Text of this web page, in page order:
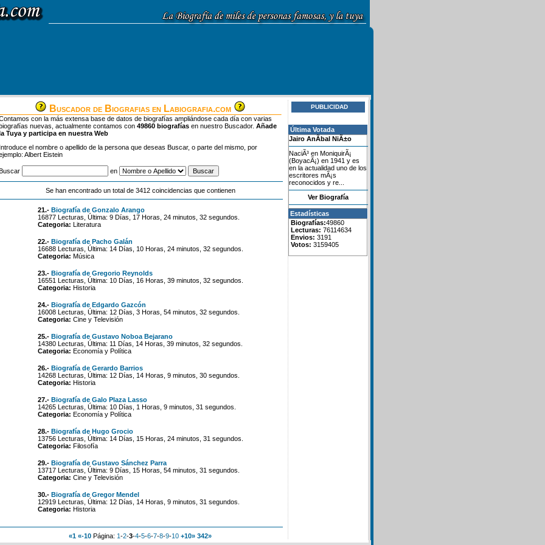
Buscador de Biografias en Labiografia.com
con la más extensa base de datos de biografías ampliándose cada día con varias
nuevas, actualmente contamos con 49860 biografías en nuestro Buscador. Añade
Tuya y participa en nuestra Web
Introduce el nombre o apellido de la persona que deseas Buscar, o parte del mismo, por
Albert Eistein
en
Se han encontrado un total de 3412 coincidencias que contienen
21.- Biografía de Gonzalo Arango
16877 Lecturas, Última: 9 Días, 17 Horas, 24 minutos, 32 segundos.
Categoria: Literatura
22.- Biografía de Pacho Galán
16688 Lecturas, Última: 14 Días, 10 Horas, 24 minutos, 32 segundos.
Categoria: Música
23.- Biografía de Gregorio Reynolds
16551 Lecturas, Última: 10 Días, 16 Horas, 39 minutos, 32 segundos.
Categoria: Historia
24.- Biografía de Edgardo Gazcón
16008 Lecturas, Última: 12 Días, 3 Horas, 54 minutos, 32 segundos.
Categoria: Cine y Televisión
25.- Biografía de Gustavo Noboa Bejarano
14380 Lecturas, Última: 11 Días, 14 Horas, 39 minutos, 32 segundos.
Categoria: Economía y Política
26.- Biografía de Gerardo Barrios
14268 Lecturas, Última: 12 Días, 14 Horas, 9 minutos, 30 segundos.
Categoria: Historia
27.- Biografía de Galo Plaza Lasso
14265 Lecturas, Última: 10 Días, 1 Horas, 9 minutos, 31 segundos.
Categoria: Economía y Política
28.- Biografía de Hugo Grocio
13756 Lecturas, Última: 14 Días, 15 Horas, 24 minutos, 31 segundos.
Categoria: Filosofía
29.- Biografía de Gustavo Sánchez Parra
13717 Lecturas, Última: 9 Días, 15 Horas, 54 minutos, 31 segundos.
Categoria: Cine y Televisión
30.- Biografía de Gregor Mendel
12919 Lecturas, Última: 12 Días, 14 Horas, 9 minutos, 31 segundos.
Categoria: Historia
«1 «-10 Página: 1-2-3-4-5-6-7-8-9-10 +10» 342»
PUBLICIDAD
Última Votada
Jairo AnÃ­bal NiÃ±o
NaciÃ³ en MoniquirÃ¡
(BoyacÃ¡) en 1941 y es
en la actualidad uno de los
escritores mÃ¡s
reconocidos y re...
Ver Biografía
Estadísticas
Biografías:49860
Lecturas: 76114634
Envios: 3191
Votos: 3159405